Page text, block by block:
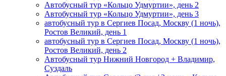
Автобусный тур «Кольцо Удмуртии», день 2
Автобусный тур «Кольцо Удмуртии», день 3
автобусный тур в Сергиев Посад, Москву (1 ночь),
Ростов Великий, день 1
автобусный тур в Сергиев Посад, Москву (1 ночь),
Ростов Великий, день 2
Автобусный тур Нижний Новгород + Владимир,
Суздаль